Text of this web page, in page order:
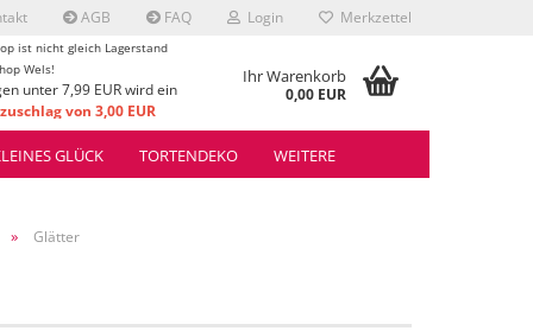
AGB FAQ Login Merkzettel
ist nicht gleich Lagerstand
Wels!
unter 7,99 EUR wird ein
von 3,00 EUR
Ihr Warenkorb
0,00 EUR
GLÜCK TORTENDEKO WEITERE
» Glätter